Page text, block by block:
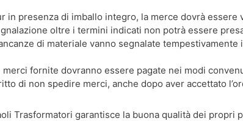
in presenza di imballo integro, la merce dovrà
oltre i termini indicati non potrà essere
di materiale vanno segnalate tempestivamente
merci fornite dovranno essere pagate nei modi
di non spedire merci, anche dopo aver accettato
Trasformatori garantisce la buona qualità dei